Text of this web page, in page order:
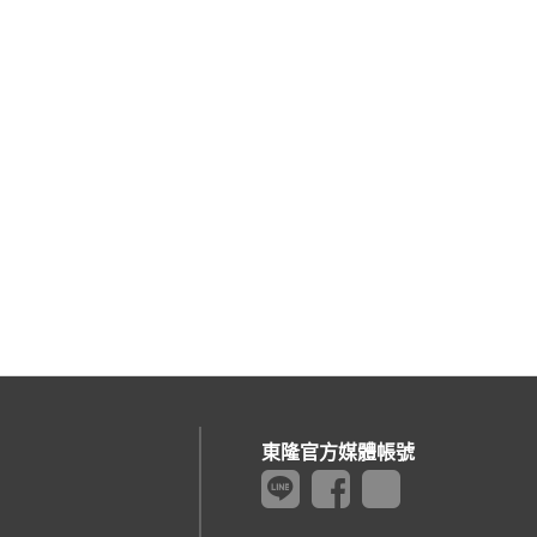
東隆官方媒體帳號